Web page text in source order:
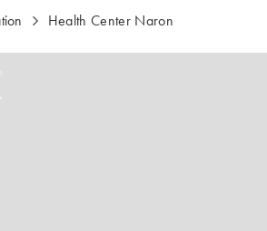
Health Center Naron